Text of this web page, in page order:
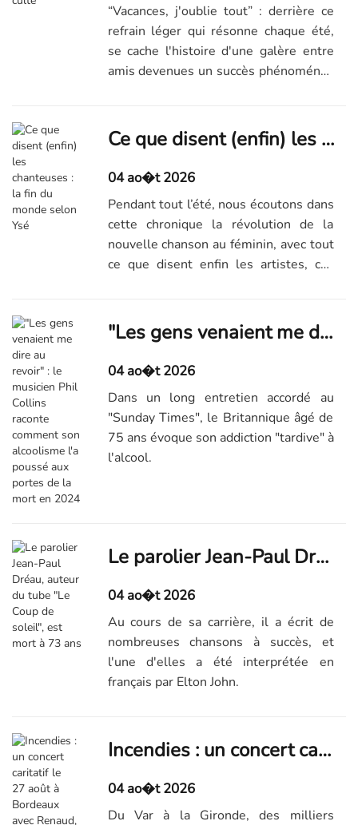
“Vacances, j'oublie tout” : derrière ce
refrain léger qui résonne chaque été,
se cache l'histoire d'une galère entre
amis devenues un succès phénoménal.
en tube culte ?
Ce que disent (enfin) les chanteuses : la fin du monde selon Ysé
04 ao�t 2026
Pendant tout l’été, nous écoutons dans
cette chronique la révolution de la
nouvelle chanson au féminin, avec tout
ce que disent enfin les artistes, ces
"Les gens venaient me dire au revoir" : le musicien Phil Collins raconte comment son alcoolisme l'a poussé aux portes de la mort en 2024
04 ao�t 2026
Dans un long entretien accordé au
"Sunday Times", le Britannique âgé de
75 ans évoque son addiction "tardive" à
l'alcool.
Le parolier Jean-Paul Dréau, auteur du tube "Le Coup de soleil", est mort à 73 ans
04 ao�t 2026
Au cours de sa carrière, il a écrit de
nombreuses chansons à succès, et
l'une d'elles a été interprétée en
français par Elton John.
Incendies : un concert caritatif le 27 août à Bordeaux avec Renaud, Zazie et Pascal Obispo
04 ao�t 2026
Du Var à la Gironde, des milliers